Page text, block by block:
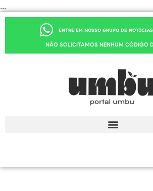
...
ENTRE EM NOSSO GRUPO DE
NÃO SOLICITAMOS NENHUM CÓDIGO